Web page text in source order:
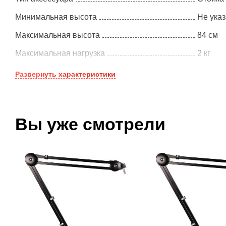
Минимальная высота Не
Максимальная высота 84 см
Максимальная нагрузка 2 кг
Развернуть характеристики
Вы уже смотрели